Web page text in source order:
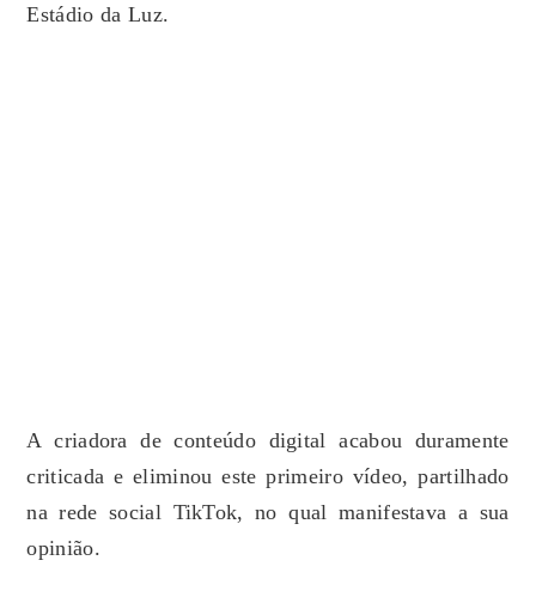
Estádio da Luz.
A criadora de conteúdo digital acabou duramente
criticada e eliminou este primeiro vídeo, partilhado
na rede social TikTok, no qual manifestava a sua
opinião.